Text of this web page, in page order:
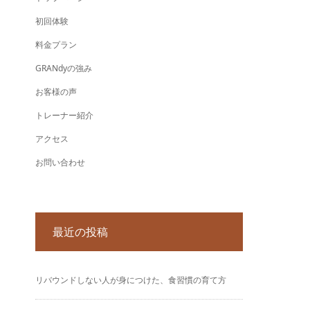
初回体験
料金プラン
GRANdyの強み
お客様の声
トレーナー紹介
アクセス
お問い合わせ
最近の投稿
リバウンドしない人が身につけた、食習慣の育て方